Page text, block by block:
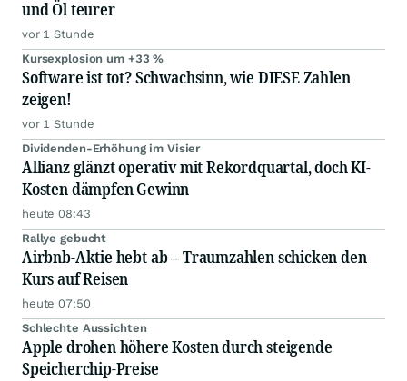
und Öl teurer
vor 1 Stunde
Kursexplosion um +33 %
Software ist tot? Schwachsinn, wie DIESE Zahlen
zeigen!
vor 1 Stunde
Dividenden-Erhöhung im Visier
Allianz glänzt operativ mit Rekordquartal, doch KI-
Kosten dämpfen Gewinn
heute 08:43
Rallye gebucht
Airbnb-Aktie hebt ab – Traumzahlen schicken den
Kurs auf Reisen
heute 07:50
Schlechte Aussichten
Apple drohen höhere Kosten durch steigende
Speicherchip-Preise